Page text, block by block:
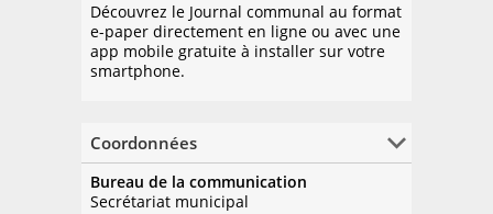
Découvrez le Journal communal au format
e-paper directement en ligne ou avec une
app mobile gratuite à installer sur votre
smartphone.
Coordonnées
Bureau de la communication
Secrétariat municipal